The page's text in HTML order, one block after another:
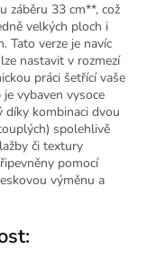
záběru 33 cm**, což
velkých ploch i
Tato verze je navíc
nastavit v rozmezí
práci šetřící vaše
vybaven vysoce
kombinaci dvou
spolehlivě
či textury
pomocí
výměnu a